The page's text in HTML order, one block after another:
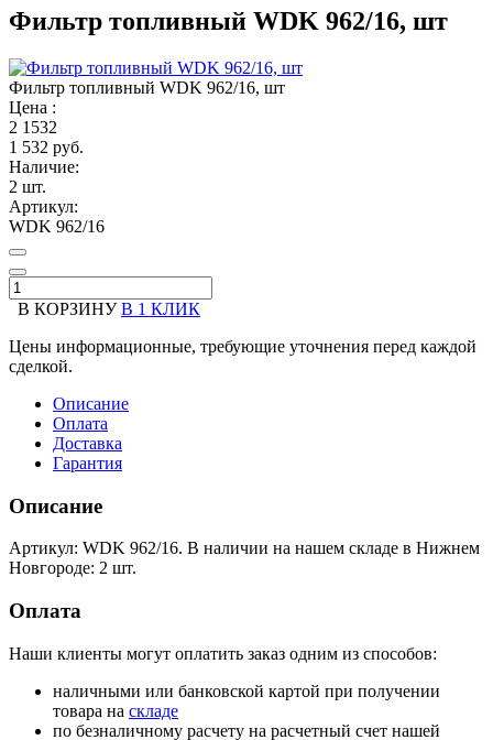
Фильтр топливный WDK 962/16, шт
Фильтр топливный WDK 962/16, шт
Цена :
2 1532
1 532 руб.
Наличие:
2 шт.
Артикул:
WDK 962/16
В КОРЗИНУ В 1 КЛИК
Цены информационные, требующие уточнения перед каждой
сделкой.
Описание
Оплата
Доставка
Гарантия
Описание
Артикул: WDK 962/16. В наличии на нашем складе в Нижнем
Новгороде: 2 шт.
Оплата
Наши клиенты могут оплатить заказ одним из способов:
наличными или банковской картой при получении
товара на складе
по безналичному расчету на расчетный счет нашей